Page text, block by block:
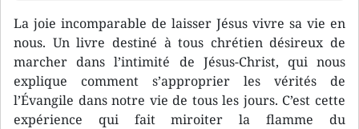
La joie incomparable de laisser Jésus vivre sa vie en
nous. Un livre destiné à tous chrétien désireux de
marcher dans l’intimité de Jésus-Christ, qui nous
explique comment s’approprier les vérités de
l’Évangile dans notre vie de tous les jours. C’est cette
expérience qui fait miroiter la flamme du